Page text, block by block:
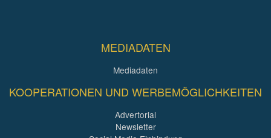
MEDIADATEN
Mediadaten
KOOPERATIONEN UND WERBEMÖGLICHKEITEN
Advertorial
Newsletter